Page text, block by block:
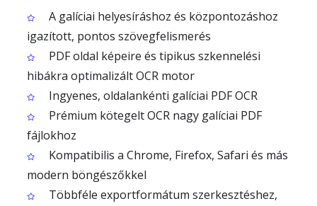
A galíciai helyesíráshoz és központozáshoz
igazított, pontos szövegfelismerés
PDF oldal képeire és tipikus szkennelési
hibákra optimalizált OCR motor
Ingyenes, oldalankénti galíciai PDF OCR
Prémium kötegelt OCR nagy galíciai PDF
fájlokhoz
Kompatibilis a Chrome, Firefox, Safari és más
modern böngészőkkel
Többféle exportformátum szerkesztéshez,